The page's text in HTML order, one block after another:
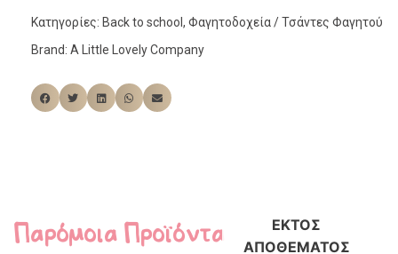
Κατηγορίες: Back to school , Φαγητοδοχεία / Τσάντες Φαγητού
Brand: A Little Lovely Company
Παρόμοια Προϊόντα
ΕΚΤΌΣ
ΑΠΟΘΈΜΑΤΟΣ